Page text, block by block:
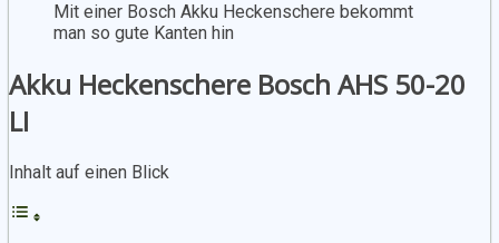
Mit einer Bosch Akku Heckenschere bekommt
man so gute Kanten hin
Akku Heckenschere Bosch AHS 50-20
LI
Inhalt auf einen Blick